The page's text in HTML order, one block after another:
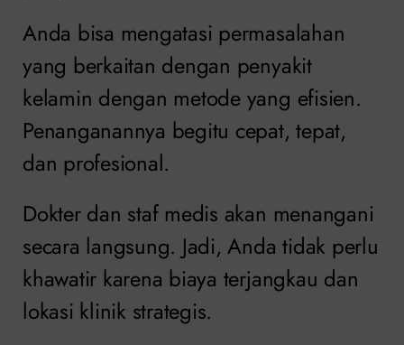
Anda bisa mengatasi permasalahan
yang berkaitan dengan penyakit
kelamin dengan metode yang efisien.
Penanganannya begitu cepat, tepat,
dan profesional.
Dokter dan staf medis akan menangani
secara langsung. Jadi, Anda tidak perlu
khawatir karena biaya terjangkau dan
lokasi klinik strategis.